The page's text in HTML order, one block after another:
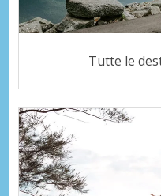
Tutte le